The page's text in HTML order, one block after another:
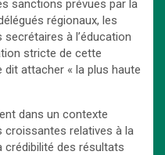
sanctions prévues par la
régionaux, les
à l’éducation
stricte de cette
attacher « la plus haute
dans un contexte
croissantes relatives à la
crédibilité des résultats